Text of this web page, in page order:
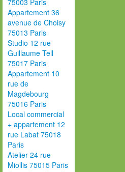
75003 Paris
Appartement 36
avenue de Choisy
75013 Paris
Studio 12 rue
Guillaume Tell
75017 Paris
Appartement 10
rue de
Magdebourg
75016 Paris
Local commercial
+ appartement 12
rue Labat 75018
Paris
Atelier 24 rue
Miollis 75015 Paris